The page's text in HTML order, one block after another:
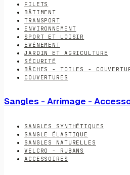
FILETS
BÂTIMENT
TRANSPORT
ENVIRONNEMENT
SPORT ET LOISIR
EVÉNEMENT
JARDIN ET AGRICULTURE
SÉCURITÉ
BÂCHES - TOILES -
COUVERTURES
Sangles - Arrimage -
SANGLES SYNTHÉTIQUES
SANGLE ÉLASTIQUE
SANGLES NATURELLES
VELCRO - RUBANS
ACCESSOIRES